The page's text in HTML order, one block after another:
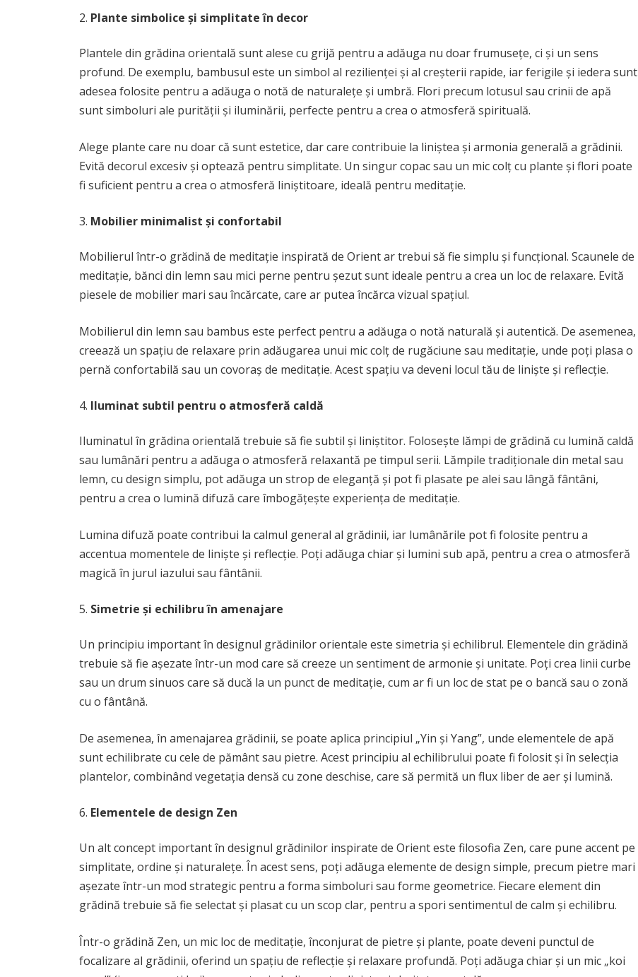
Plante simbolice și simplitate în decor
Plantele din grădina orientală sunt alese cu grijă pentru a adăuga nu doar frumusețe, ci și un sens
profund. De exemplu, bambusul este un simbol al rezilienței și al creșterii rapide, iar ferigile și iedera sunt
adesea folosite pentru a adăuga o notă de naturalețe și umbră. Flori precum lotusul sau crinii de apă
sunt simboluri ale purității și iluminării, perfecte pentru a crea o atmosferă spirituală.
Alege plante care nu doar că sunt estetice, dar care contribuie la liniștea și armonia generală a grădinii.
Evită decorul excesiv și optează pentru simplitate. Un singur copac sau un mic colț cu plante și flori poate
fi suficient pentru a crea o atmosferă liniștitoare, ideală pentru meditație.
Mobilier minimalist și confortabil
Mobilierul într-o grădină de meditație inspirată de Orient ar trebui să fie simplu și funcțional. Scaunele de
meditație, bănci din lemn sau mici perne pentru șezut sunt ideale pentru a crea un loc de relaxare. Evită
piesele de mobilier mari sau încărcate, care ar putea încărca vizual spațiul.
Mobilierul din lemn sau bambus este perfect pentru a adăuga o notă naturală și autentică. De asemenea,
creează un spațiu de relaxare prin adăugarea unui mic colț de rugăciune sau meditație, unde poți plasa o
pernă confortabilă sau un covoraș de meditație. Acest spațiu va deveni locul tău de liniște și reflecție.
Iluminat subtil pentru o atmosferă caldă
Iluminatul în grădina orientală trebuie să fie subtil și liniștitor. Folosește lămpi de grădină cu lumină caldă
sau lumânări pentru a adăuga o atmosferă relaxantă pe timpul serii. Lămpile tradiționale din metal sau
lemn, cu design simplu, pot adăuga un strop de eleganță și pot fi plasate pe alei sau lângă fântâni,
pentru a crea o lumină difuză care îmbogățește experiența de meditație.
Lumina difuză poate contribui la calmul general al grădinii, iar lumânările pot fi folosite pentru a
accentua momentele de liniște și reflecție. Poți adăuga chiar și lumini sub apă, pentru a crea o atmosferă
magică în jurul iazului sau fântânii.
Simetrie și echilibru în amenajare
Un principiu important în designul grădinilor orientale este simetria și echilibrul. Elementele din grădină
trebuie să fie așezate într-un mod care să creeze un sentiment de armonie și unitate. Poți crea linii curbe
sau un drum sinuos care să ducă la un punct de meditație, cum ar fi un loc de stat pe o bancă sau o zonă
cu o fântână.
De asemenea, în amenajarea grădinii, se poate aplica principiul „Yin și Yang”, unde elementele de apă
sunt echilibrate cu cele de pământ sau pietre. Acest principiu al echilibrului poate fi folosit și în selecția
plantelor, combinând vegetația densă cu zone deschise, care să permită un flux liber de aer și lumină.
Elementele de design Zen
Un alt concept important în designul grădinilor inspirate de Orient este filosofia Zen, care pune accent pe
simplitate, ordine și naturalețe. În acest sens, poți adăuga elemente de design simple, precum pietre mari
așezate într-un mod strategic pentru a forma simboluri sau forme geometrice. Fiecare element din
grădină trebuie să fie selectat și plasat cu un scop clar, pentru a spori sentimentul de calm și echilibru.
Într-o grădină Zen, un mic loc de meditație, înconjurat de pietre și plante, poate deveni punctul de
focalizare al grădinii, oferind un spațiu de reflecție și relaxare profundă. Poți adăuga chiar și un mic „koi